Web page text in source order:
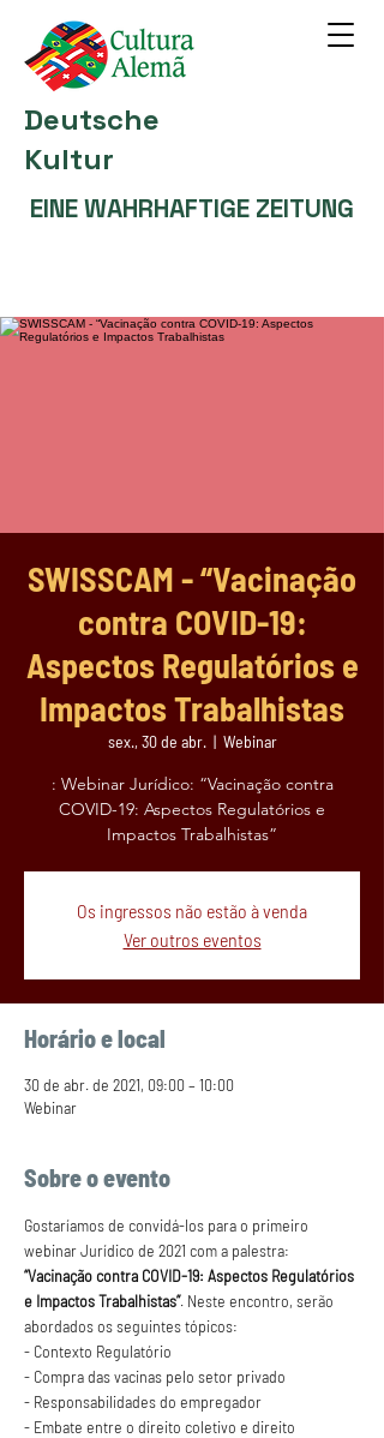
Deutsche
Kultur
EINE WAHRHAFTIGE ZEITUNG
SWISSCAM - “Vacinação
contra COVID-19:
Aspectos Regulatórios e
Impactos Trabalhistas
sex., 30 de abr.
  |
Webinar
: Webinar Jurídico: “Vacinação contra
COVID-19: Aspectos Regulatórios e
Impactos Trabalhistas”
Os ingressos não estão à venda
Ver outros eventos
Horário e local
30 de abr. de 2021, 09:00 – 10:00
Webinar
Sobre o evento
Gostaríamos de convidá-los para o primeiro
webinar Jurídico de 2021 com a palestra:
“Vacinação contra COVID-19: Aspectos Regulatórios
e Impactos Trabalhistas”. Neste encontro, serão
abordados os seguintes tópicos:
- Contexto Regulatório
- Compra das vacinas pelo setor privado
- Responsabilidades do empregador
- Embate entre o direito coletivo e direito